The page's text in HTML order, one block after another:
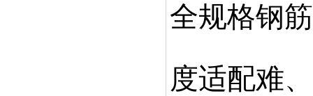
全规格钢
度适配难